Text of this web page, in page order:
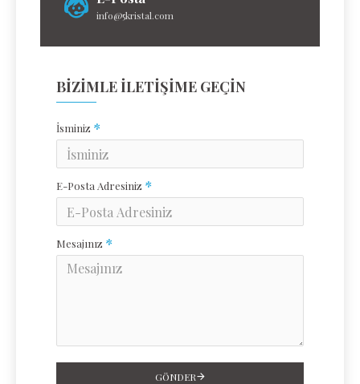
info@5kristal.com
BIZIMLE İLETIŞIME GEÇIN
İsminiz
E-Posta Adresiniz
Mesajınız
GÖNDER